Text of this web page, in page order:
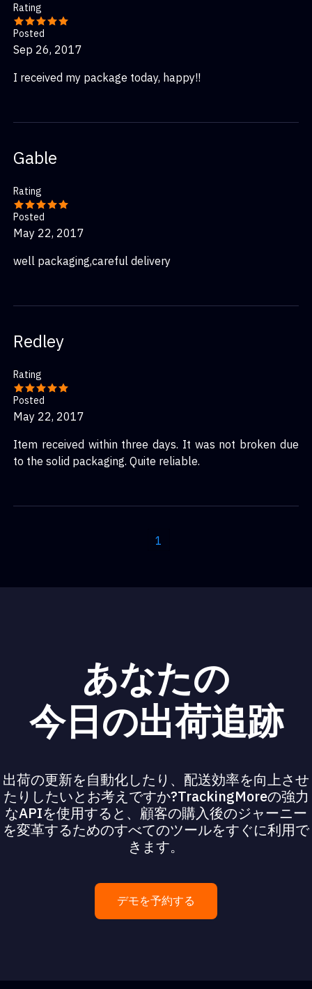
Rating
Posted
Sep 26, 2017
I received my package today, happy!!
Gable
Rating
Posted
May 22, 2017
well packaging,careful delivery
Redley
Rating
Posted
May 22, 2017
Item received within three days. It was not broken due
to the solid packaging. Quite reliable.
1
あなたの
今日の出荷追跡
出荷の更新を自動化したり、配送効率を向上させ
たりしたいとお考えですか?TrackingMoreの強力
なAPIを使用すると、顧客の購入後のジャーニー
を変革するためのすべてのツールをすぐに利用で
きます。
デモを予約する